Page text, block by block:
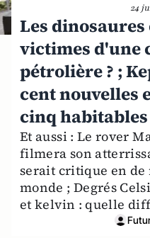
24
Les
victimes d'une
pétrolière ? ;
cent nouvelles
cinq habitables
Et aussi : Le rover
filmera son
serait critique en de
monde ; Degrés
et kelvin : quelle